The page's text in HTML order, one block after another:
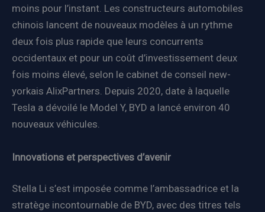
moins pour l’instant. Les constructeurs automobiles
chinois lancent de nouveaux modèles à un rythme
deux fois plus rapide que leurs concurrents
occidentaux et pour un coût d’investissement deux
fois moins élevé, selon le cabinet de conseil new-
yorkais AlixPartners. Depuis 2020, date à laquelle
Tesla a dévoilé le Model Y, BYD a lancé environ 40
nouveaux véhicules.
Innovations et perspectives d’avenir
Stella Li s’est imposée comme l’ambassadrice et la
stratège incontournable de BYD, avec des titres tels